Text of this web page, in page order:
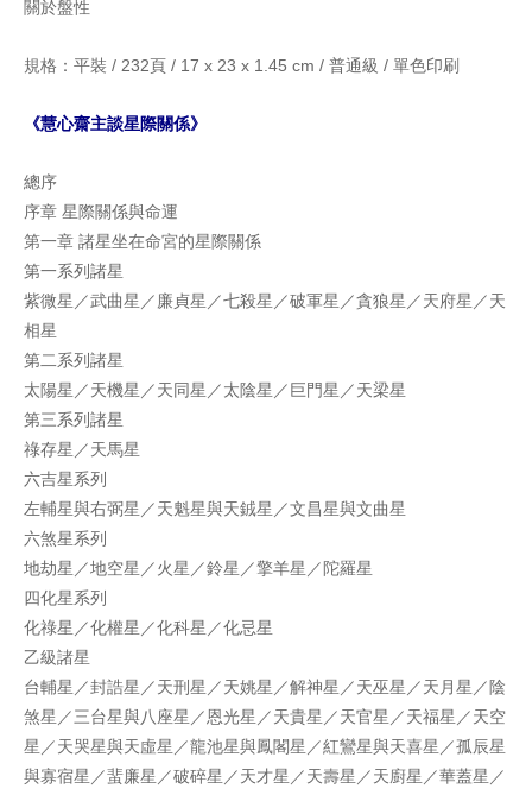
關於盤性
規格：平裝 / 232頁 / 17 x 23 x 1.45 cm / 普通級 / 單色印刷
《慧心齋主談星際關係》
總序
序章 星際關係與命運
第一章 諸星坐在命宮的星際關係
第一系列諸星
紫微星／武曲星／廉貞星／七殺星／破軍星／貪狼星／天府星／天
相星
第二系列諸星
太陽星／天機星／天同星／太陰星／巨門星／天梁星
第三系列諸星
祿存星／天馬星
六吉星系列
左輔星與右弼星／天魁星與天銊星／文昌星與文曲星
六煞星系列
地劫星／地空星／火星／鈴星／擎羊星／陀羅星
四化星系列
化祿星／化權星／化科星／化忌星
乙級諸星
台輔星／封誥星／天刑星／天姚星／解神星／天巫星／天月星／陰
煞星／三台星與八座星／恩光星／天貴星／天官星／天福星／天空
星／天哭星與天虛星／龍池星與鳳閣星／紅鸞星與天喜星／孤辰星
與寡宿星／蜚廉星／破碎星／天才星／天壽星／天廚星／華蓋星／